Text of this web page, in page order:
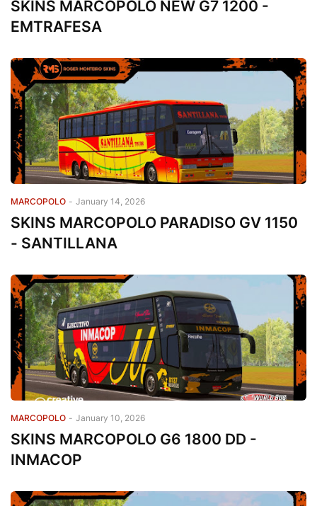
SKINS MARCOPOLO NEW G7 1200 -
EMTRAFESA
MARCOPOLO - January 14, 2026
SKINS MARCOPOLO PARADISO GV 1150
- SANTILLANA
MARCOPOLO - January 10, 2026
SKINS MARCOPOLO G6 1800 DD -
INMACOP